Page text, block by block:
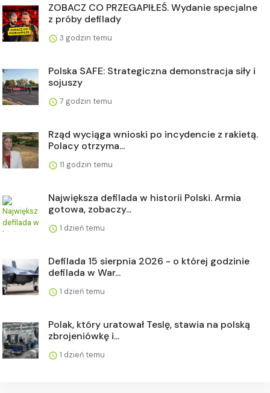
ZOBACZ CO PRZEGAPIŁEŚ. Wydanie specjalne
z próby defilady
3 godzin temu
Polska SAFE: Strategiczna demonstracja siły i
sojuszy
7 godzin temu
Rząd wyciąga wnioski po incydencie z rakietą.
Polacy otrzyma...
11 godzin temu
Największa defilada w historii Polski. Armia
gotowa, zobaczy...
1 dzień temu
Defilada 15 sierpnia 2026 - o której godzinie
defilada w War...
1 dzień temu
Polak, który uratował Teslę, stawia na polską
zbrojeniówkę i...
1 dzień temu